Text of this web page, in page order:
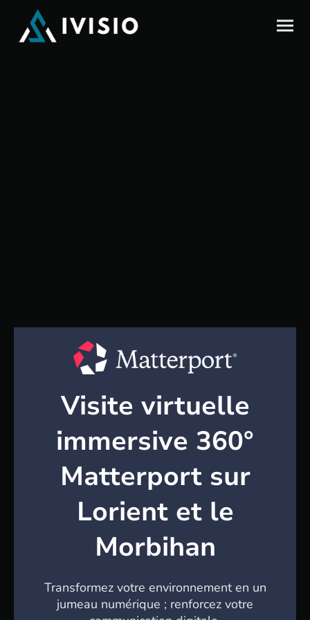
Visite virtuelle
immersive 360°
Matterport sur
Lorient et le
Morbihan
Transformez votre environnement en un
jumeau numérique ; renforcez votre